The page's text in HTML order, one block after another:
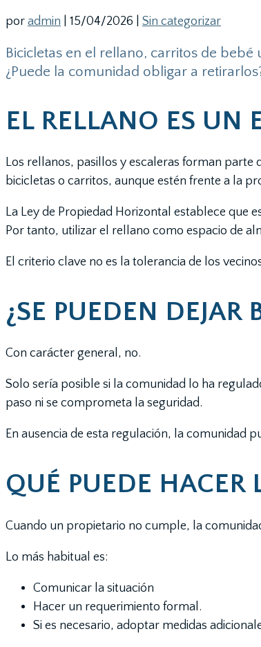
por admin 15/04/2026 Sin categorizar
Bicicletas en el rellano, carritos de bebé
¿Puede la comunidad obligar a
EL RELLANO ES UN
Los rellanos, pasillos y escaleras forman parte
bicicletas o carritos, aunque estén frente a la
La Ley de Propiedad Horizontal establece que
Por tanto, utilizar el rellano como espacio de
El criterio clave no es la tolerancia de los
¿SE PUEDEN DEJAR
Con carácter general, no.
Solo sería posible si la comunidad lo ha
paso ni se comprometa la seguridad.
En ausencia de esta regulación, la comunidad
QUÉ PUEDE
Cuando un propietario no cumple, la
Lo más habitual es:
Comunicar la situación
Hacer un requerimiento formal.
Si es necesario, adoptar medidas